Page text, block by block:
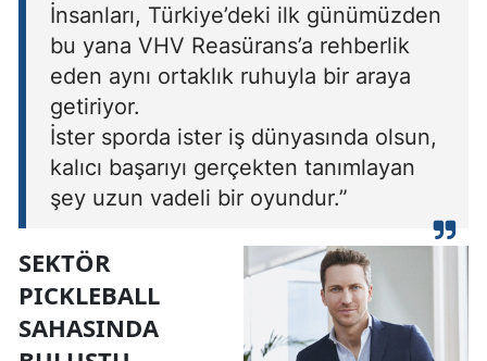
İnsanları, Türkiye’deki ilk günümüzden
bu yana VHV Reasürans’a rehberlik
eden aynı ortaklık ruhuyla bir araya
getiriyor.
İster sporda ister iş dünyasında olsun,
kalıcı başarıyı gerçekten tanımlayan
şey uzun vadeli bir oyundur.”
SEKTÖR
PICKLEBALL
SAHASINDA